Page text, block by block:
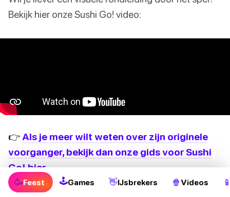
Bekijk hier onze Sushi Go! video:
👉 Als je meer wilt weten over zijn originele
voorganger, bekijk dan onze gids voor Sushi
Go! hier.
🥳Feest 🕹Games 👋IJsbrekers 🍿 Videos